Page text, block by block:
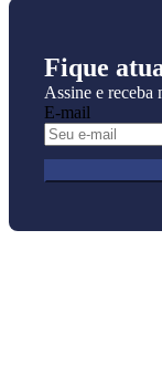
Fique
Assine e receba
E-mail